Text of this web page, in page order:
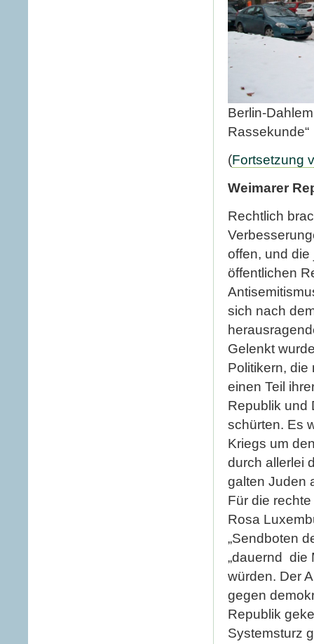
Berlin-
Rassekunde“
(Fortsetzung
Weimarer
Rechtlich
offen, und
öffentlichen
sich nach
Gelenkt
Politikern, die
einen Teil
Republik und
schürten. Es
Kriegs um
durch allerlei
galten Juden
Für die
Rosa
„Sendboten
„dauernd die
würden. Der
gegen
Republik
Systemsturz